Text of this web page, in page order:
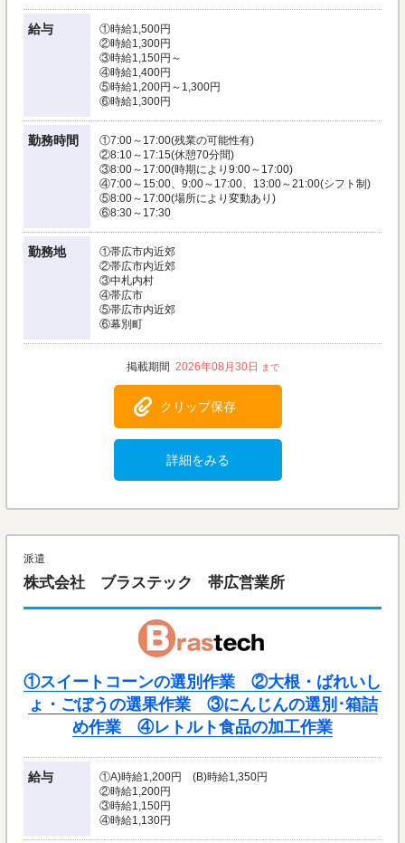
給与
①時給1,500円
②時給1,300円
③時給1,150円～
④時給1,400円
⑤時給1,200円～1,300円
⑥時給1,300円
勤務時間
①7:00～17:00(残業の可能性有)
②8:10～17:15(休憩70分間)
③8:00～17:00(時期により9:00～17:00)
④7:00～15:00、9:00～17:00、13:00～21:00(シフト制)
⑤8:00～17:00(場所により変動あり)
⑥8:30～17:30
勤務地
①帯広市内近郊
②帯広市内近郊
③中札内村
④帯広市
⑤帯広市内近郊
⑥幕別町
2026年08月30日
クリップ保存
詳細をみる
派遣
株式会社 ブラステック 帯広営業所
①スイートコーンの選別作業 ②大根・ばれいし
ょ・ごぼうの選果作業 ③にんじんの選別･箱詰
め作業 ④レトルト食品の加工作業
給与
①A)時給1,200円 (B)時給1,350円
②時給1,200円
③時給1,150円
④時給1,130円